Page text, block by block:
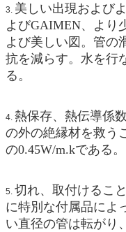
3. 美しい出現および
よびGAIMEN、より
よび美しい図。管の
抗を減らす。水を行
る。
4. 熱保存、熱伝導係
の外の絶縁材を救う
の0.45W/m.kである。
5. 切れ、取付けるこ
に特別な付属品によ
い直径の管は転がり